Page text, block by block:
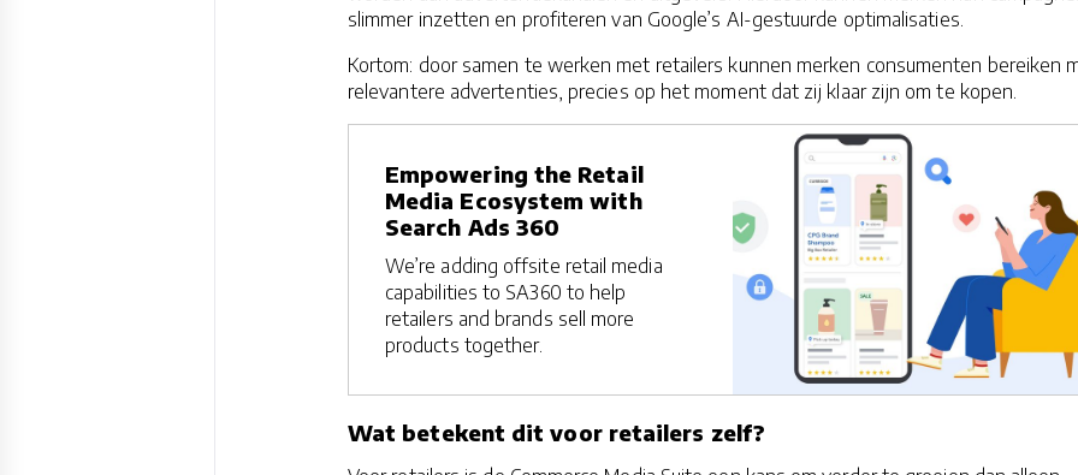
slimmer inzetten en profiteren van Google’s AI-gestuurde optimalisaties.
Kortom: door samen te werken met retailers kunnen merken consumenten bereiken
relevantere advertenties, precies op het moment dat zij klaar zijn om te kopen.
Empowering the Retail
Media Ecosystem with
Search Ads 360
We’re adding offsite retail media
capabilities to SA360 to help
retailers and brands sell more
products together.
Wat betekent dit voor retailers zelf?